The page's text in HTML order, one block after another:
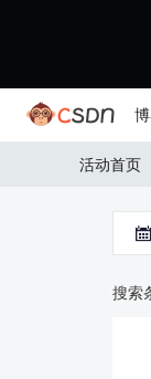
活动首页
